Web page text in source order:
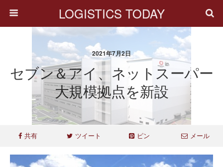
LOGISTICS TODAY
2021年7月2日
セブン＆アイ、ネットスーパー
大規模拠点を新設
共有 ツイート ピン メール